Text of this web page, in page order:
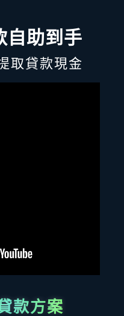
自助到手
取貸款現金
款方案